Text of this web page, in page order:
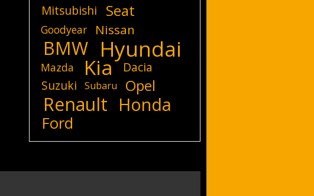
Mitsubishi Seat
Goodyear Nissan
BMW Hyundai
Mazda Kia
Dacia
Suzuki
Subaru Opel
Renault Honda
Ford